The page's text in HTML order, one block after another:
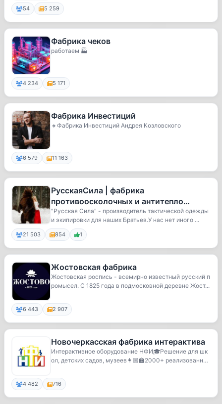
54 5 259
Фабрика чеков
работаем 🏭
4 234 5 171
Фабрика Инвестиций
🔸Фабрика Инвестиций Андрея Козловского
6 579 11 163
РусскаяСила | фабрика
противоосколочных и антитепло
изделий
"Русская Сила" - производитель тактической одежды
и экипировки для наших Братьев.У нас нет иного ...
21 503 854 1
Жостовская фабрика
Жостовская роспись - всемирно известный русский п
ромысел. C 1825 года в подмосковной деревне Жост...
6 443 2 907
Новочеркасская фабрика интерактива
Интерактивное оборудование НФИ🎓Решение для шк
ол, детских садов, музеев👩🏼‍🏫2000+ реализованных
4 482 716